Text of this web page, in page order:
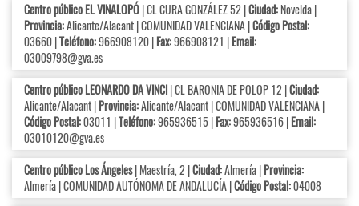
Centro público EL VINALOPÓ| CL CURA GONZÁLEZ 52 |Ciudad:Novelda |
Provincia:Alicante/Alacant | COMUNIDAD VALENCIANA |Código Postal:
03660 |Teléfono:966908120 |Fax:966908121 |Email:
03009798@gva.es
Centro público LEONARDO DA VINCI| CL BARONIA DE POLOP 12 |Ciudad:
Alicante/Alacant |Provincia:Alicante/Alacant | COMUNIDAD VALENCIANA |
Código Postal:03011 |Teléfono:965936515 |Fax:965936516 |Email:
03010120@gva.es
Centro público Los Ángeles| Maestría, 2 |Ciudad:Almería |Provincia:
Almería | COMUNIDAD AUTÓNOMA DE ANDALUCÍA |Código Postal:04008